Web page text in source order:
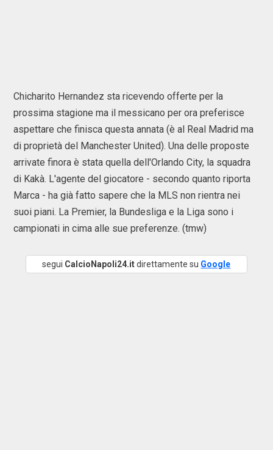
Chicharito Hernandez sta ricevendo offerte per la
prossima stagione ma il messicano per ora preferisce
aspettare che finisca questa annata (è al Real Madrid ma
di proprietà del Manchester United). Una delle proposte
arrivate finora è stata quella dell'Orlando City, la squadra
di Kakà. L'agente del giocatore - secondo quanto riporta
Marca - ha già fatto sapere che la MLS non rientra nei
suoi piani. La Premier, la Bundesliga e la Liga sono i
campionati in cima alle sue preferenze. (tmw)
segui CalcioNapoli24.itdirettamente su Google